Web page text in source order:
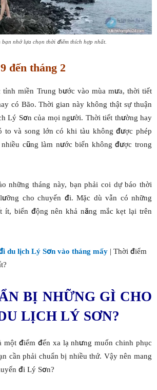
bạn nhớ lựa chọn thời điểm thích hợp nhất.
đến tháng 2
miền Trung bước vào mùa mưa, thời tiết
có Bão. Thời gian này không thật sự thuận
Lý Sơn của mọi người. Thời tiết thường hay
to và song lớn có khi tàu không được phép
cũng làm nước biển không được trong
những tháng này, bạn phải coi dự báo thời
cho chuyến đi. Mặc dù vẫn có những
ít, biển động nên khả năng mắc kẹt lại trên
du lịch Lý Sơn vào tháng mấy | Thời điểm
BỊ NHỮNG GÌ CHO
LỊCH LÝ SƠN?
một điểm đến xa lạ nhưng muốn chinh phục
cần phải chuẩn bị nhiều thứ. Vậy nên mang
đi Lý Sơn?